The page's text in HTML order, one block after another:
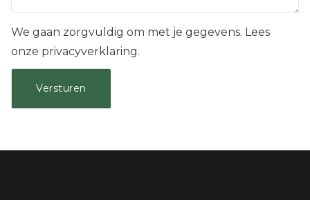
We gaan zorgvuldig om met je gegevens. Lees
onze privacyverklaring.